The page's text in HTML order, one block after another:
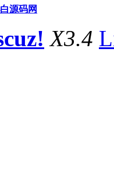
源码网
X3.4